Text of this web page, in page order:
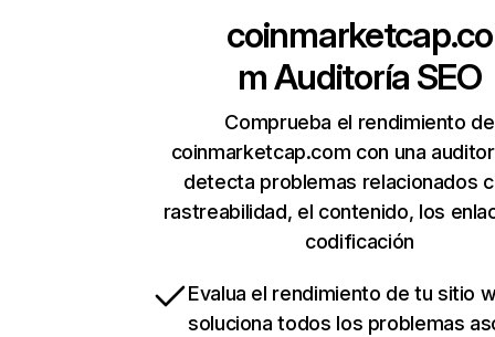
coinmarketcap.co
mAuditoría SEO
Comprueba el rendimiento de
coinmarketcap.com con una
detecta problemas relacionados
rastreabilidad, el contenido, los
codificación
Evalua el rendimiento de tu sitio
soluciona todos los problemas